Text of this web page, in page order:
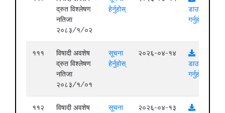
द्रुत विश्लेषण
नतिजा
२०८३/१/०२
हेर्नुहोस्
डाउनलोड
गर्नुहोस्
१११
विषादी अवशेष
द्रुत विश्लेषण
नतिजा
२०८३/१/०१
सूचना
हेर्नुहोस्
२०२६-०४-१४
डाउनलोड
गर्नुहोस्
११२
विषादी अवशेष
सूचना
२०२६-०४-१३